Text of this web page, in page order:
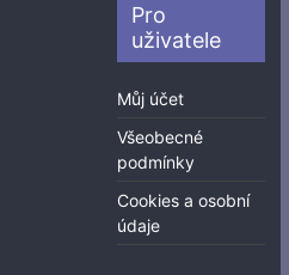
Pro
uživatele
Můj účet
Všeobecné
podmínky
Cookies a osobní
údaje